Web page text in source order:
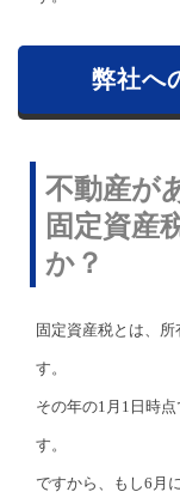
弊社へ
不動産が
固定資産
か？
固定資産税とは、
す。
その年の1月1日時
す。
ですから、もし6月